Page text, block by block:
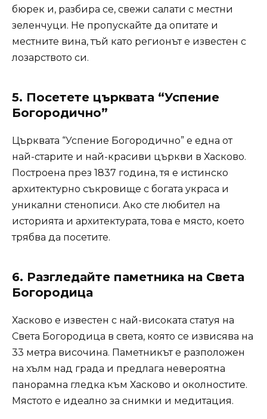
бюрек и, разбира се, свежи салати с местни
зеленчуци. Не пропускайте да опитате и
местните вина, тъй като регионът е известен с
лозарството си.
5. Посетете църквата “Успение
Богородично”
Църквата “Успение Богородично” е една от
най-старите и най-красиви църкви в Хасково.
Построена през 1837 година, тя е истинско
архитектурно съкровище с богата украса и
уникални стенописи. Ако сте любител на
историята и архитектурата, това е място, което
трябва да посетите.
6. Разгледайте паметника на Света
Богородица
Хасково е известен с най-високата статуя на
Света Богородица в света, която се извисява на
33 метра височина. Паметникът е разположен
на хълм над града и предлага невероятна
панорамна гледка към Хасково и околностите.
Мястото е идеално за снимки и медитация.